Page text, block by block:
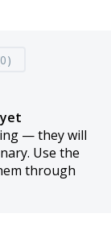
— they will
Use the
through